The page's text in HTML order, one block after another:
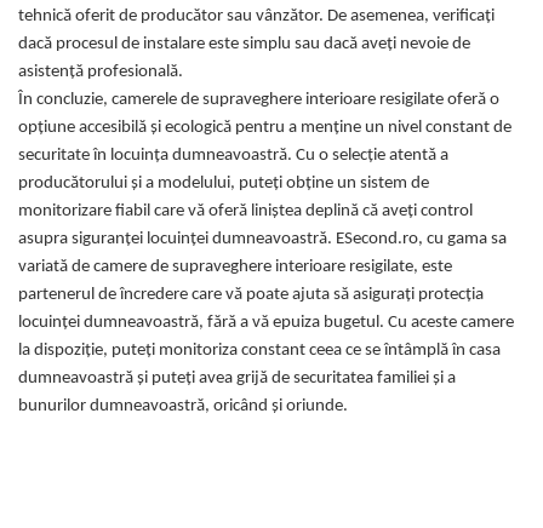
Igiena si ingrijire
Jucarii si Jocuri
Maternitate
Petshop
Accesorii animale de companie
Acvaristica
Castroane si adapatori animale
Igiena animale de companie
Mobila si transport animale de
companie
Zgarzi, lese si hamuri
PC, Periferice & Software
Componente PC
tehnică oferit de producător sau vânzător. De asemenea, verificați
dacă procesul de instalare este simplu sau dacă aveți nevoie de
asistență profesională.
În concluzie, camerele de supraveghere interioare resigilate oferă o
opțiune accesibilă și ecologică pentru a menține un nivel constant de
securitate în locuința dumneavoastră. Cu o selecție atentă a
producătorului și a modelului, puteți obține un sistem de
monitorizare fiabil care vă oferă liniștea deplină că aveți control
asupra siguranței locuinței dumneavoastră. ESecond.ro, cu gama sa
variată de camere de supraveghere interioare resigilate, este
partenerul de încredere care vă poate ajuta să asigurați protecția
locuinței dumneavoastră, fără a vă epuiza bugetul. Cu aceste camere
la dispoziție, puteți monitoriza constant ceea ce se întâmplă în casa
dumneavoastră și puteți avea grijă de securitatea familiei și a
bunurilor dumneavoastră, oricând și oriunde.